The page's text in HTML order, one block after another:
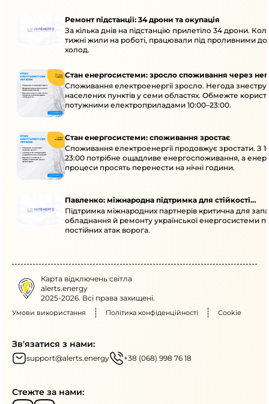
Ремонт підстанції: 34 дрони та окупація
За кілька днів на підстанцію прилетіло 34 дрони.
тижні жили на роботі, працювали під проливними
холод.
Стан енергосистеми: зросло споживання через
Споживання електроенергії зросло. Негода
населених пунктів у семи областях. Обмежте
потужними електроприладами 10:00–23:00.
Стан енергосистеми: споживання зростає
Споживання електроенергії продовжує зростати. З
23:00 потрібне ощадливе енергоспоживання, а
процеси просять перенести на нічні години.
Павленко: міжнародна підтримка для стійкості
енергосистеми
Підтримка міжнародних партнерів критична для
обладнання й ремонту української енергосистеми
постійних атак ворога.
Карта відключень світла
alerts.energy
2025-2026. Всі права захищені.
Умови використання Політика конфіденційності Cookie
Зв'язатися з нами:
support@alerts.energy +38 (068) 998 76 18
Стежте за нами: